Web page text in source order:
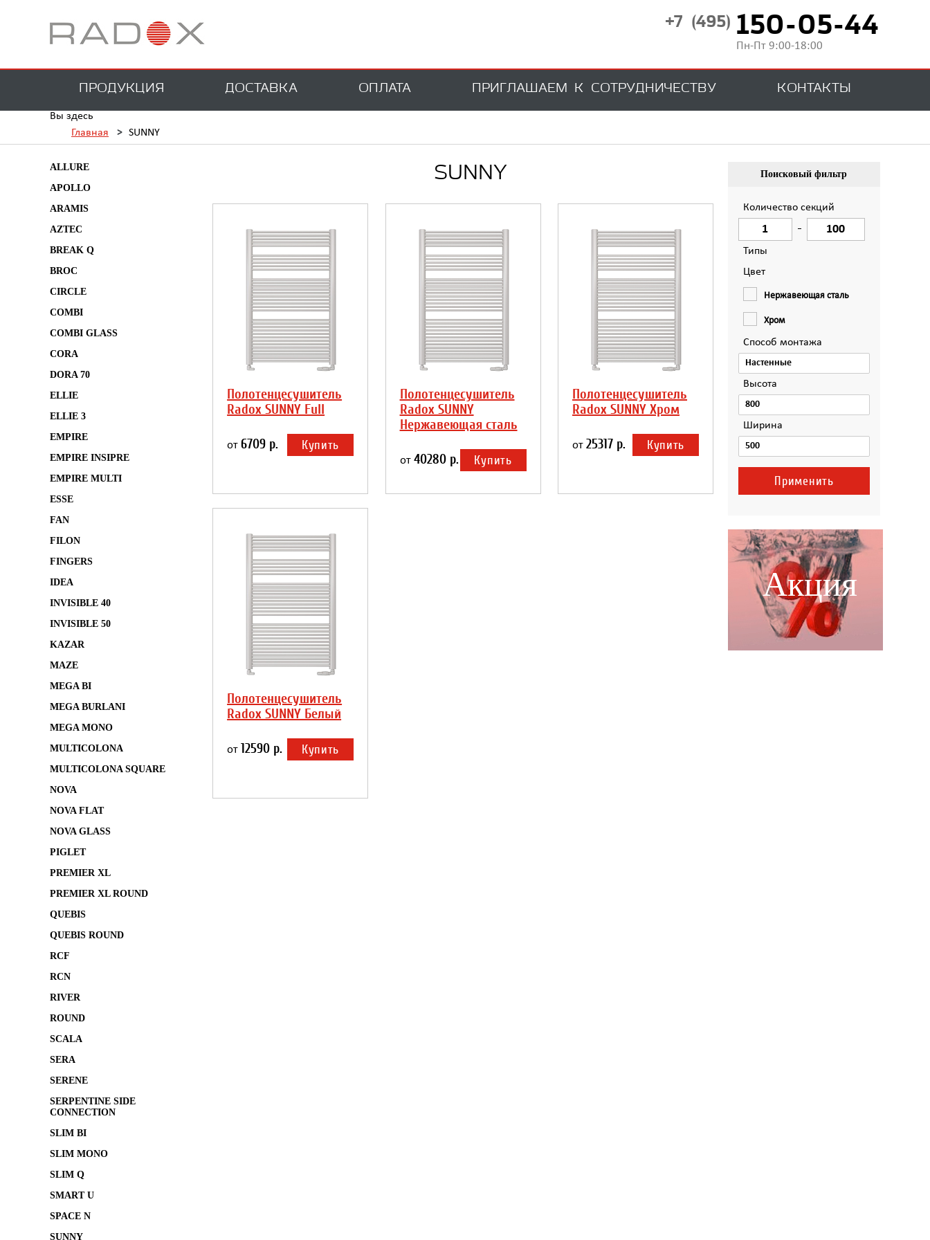
+7 (495) 150-05-44
Пн-Пт 9:00-18:00
ПРОДУКЦИЯ ДОСТАВКА ОПЛАТА ПРИГЛАШАЕМ К СОТРУДНИЧЕСТВУ КОНТАКТЫ
Вы здесь
Главная
> SUNNY
ALLURE
APOLLO
ARAMIS
AZTEC
BREAK Q
BROC
CIRCLE
COMBI
COMBI GLASS
CORA
DORA 70
ELLIE
ELLIE 3
EMPIRE
EMPIRE INSIPRE
EMPIRE MULTI
ESSE
FAN
FILON
FINGERS
IDEA
INVISIBLE 40
INVISIBLE 50
KAZAR
MAZE
MEGA BI
MEGA BURLANI
MEGA MONO
MULTICOLONA
MULTICOLONA SQUARE
NOVA
NOVA FLAT
NOVA GLASS
PIGLET
PREMIER XL
PREMIER XL ROUND
QUEBIS
QUEBIS ROUND
RCF
RCN
RIVER
ROUND
SCALA
SERA
SERENE
SERPENTINE SIDE
CONNECTION
SLIM BI
SLIM MONO
SLIM Q
SMART U
SPACE N
SUNNY
SUNNY
Полотенцесушитель
Radox SUNNY Full
Купить
от6709 р.
Полотенцесушитель
Radox SUNNY
Нержавеющая сталь
Купить
от 40280 р.
Полотенцесушитель
Radox SUNNY Хром
Купить
от 25317 р.
Полотенцесушитель
Radox SUNNY Белый
Купить
от 12590 р.
Поисковый фильтр
Количество секций
И
Типы
Цвет
Нержавеющая сталь
Хром
Способ монтажа
Высота
Ширина
Акция